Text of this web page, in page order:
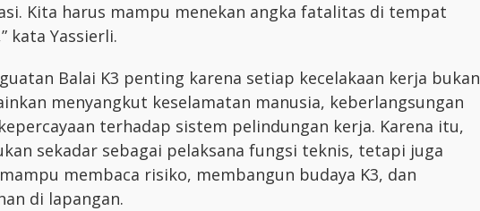
Kita harus mampu menekan angka fatalitas di tempat
kata Yassierli.
Balai K3 penting karena setiap kecelakaan kerja bukan
menyangkut keselamatan manusia, keberlangsungan
terhadap sistem pelindungan kerja. Karena itu,
sekadar sebagai pelaksana fungsi teknis, tetapi juga
membaca risiko, membangun budaya K3, dan
di lapangan.